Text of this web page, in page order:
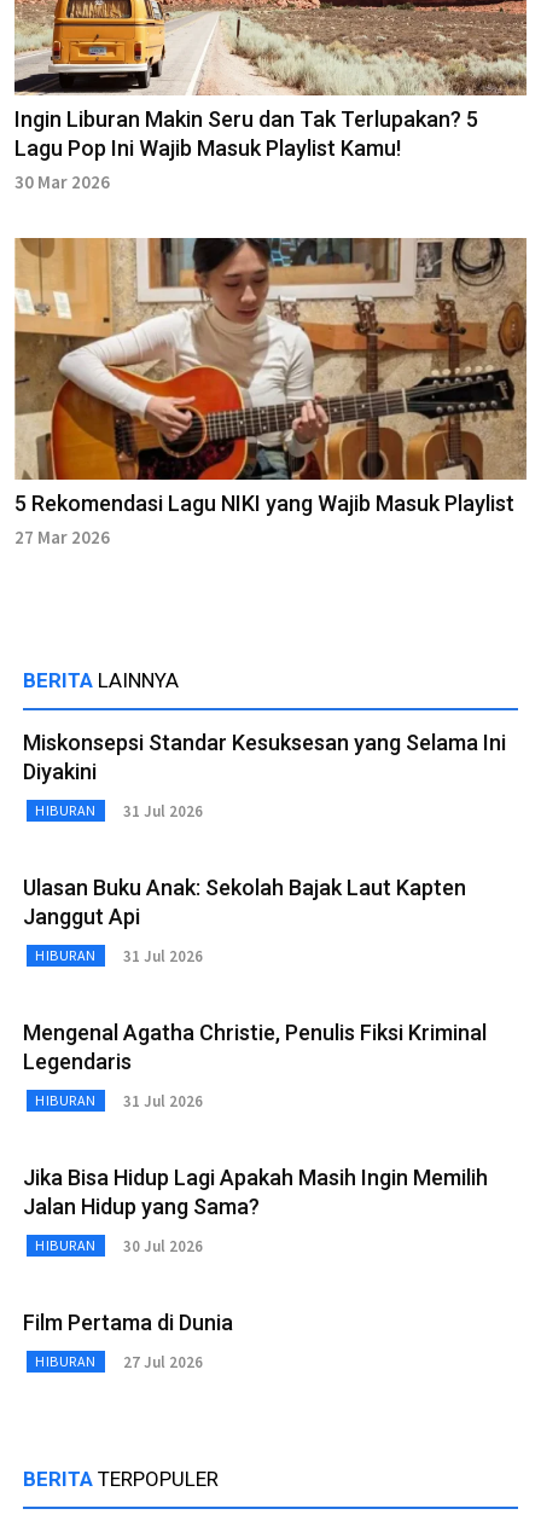
Ingin Liburan Makin Seru dan Tak Terlupakan? 5
Lagu Pop Ini Wajib Masuk Playlist Kamu!
30 Mar 2026
5 Rekomendasi Lagu NIKI yang Wajib Masuk Playlist
27 Mar 2026
BERITA LAINNYA
Miskonsepsi Standar Kesuksesan yang Selama Ini
Diyakini
HIBURAN 31 Jul 2026
Ulasan Buku Anak: Sekolah Bajak Laut Kapten
Janggut Api
HIBURAN 31 Jul 2026
Mengenal Agatha Christie, Penulis Fiksi Kriminal
Legendaris
HIBURAN 31 Jul 2026
Jika Bisa Hidup Lagi Apakah Masih Ingin Memilih
Jalan Hidup yang Sama?
HIBURAN 30 Jul 2026
Film Pertama di Dunia
HIBURAN 27 Jul 2026
BERITA TERPOPULER